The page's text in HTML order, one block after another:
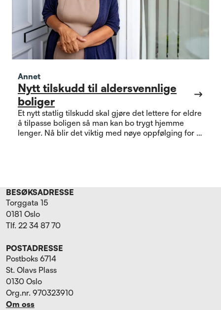
Annet
Nytt tilskudd til aldersvennlige
boliger
Et nytt statlig tilskudd skal gjøre det lettere for eldre
å tilpasse boligen så man kan bo trygt hjemme
lenger. Nå blir det viktig med nøye oppfølging for å
BESØKSADRESSE
Torggata 15
0181 Oslo
Tlf. 22 34 87 70
POSTADRESSE
Postboks 6714
St. Olavs Plass
0130 Oslo
Org.nr. 970323910
Om oss